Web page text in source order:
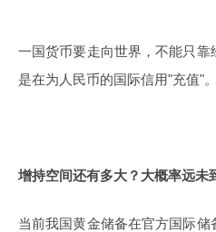
一国货币要走向世界，不能只
是在为人民币的国际信用"充值"
增持空间还有多大？大概率远未
当前我国黄金储备在官方国际